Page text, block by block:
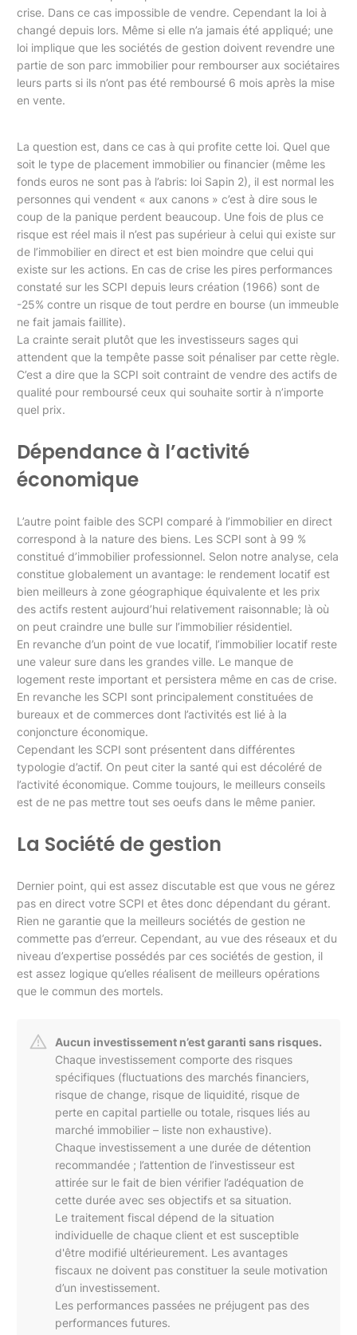
crise. Dans ce cas impossible de vendre. Cependant la loi à
changé depuis lors. Même si elle n’a jamais été appliqué; une
loi implique que les sociétés de gestion doivent revendre une
partie de son parc immobilier pour rembourser aux sociétaires
leurs parts si ils n’ont pas été remboursé 6 mois après la mise
en vente.
La question est, dans ce cas à qui profite cette loi. Quel que
soit le type de placement immobilier ou financier (même les
fonds euros ne sont pas à l’abris: loi Sapin 2), il est normal les
personnes qui vendent « aux canons » c’est à dire sous le
coup de la panique perdent beaucoup. Une fois de plus ce
risque est réel mais il n’est pas supérieur à celui qui existe sur
de l’immobilier en direct et est bien moindre que celui qui
existe sur les actions. En cas de crise les pires performances
constaté sur les SCPI depuis leurs création (1966) sont de
-25% contre un risque de tout perdre en bourse (un immeuble
ne fait jamais faillite).
La crainte serait plutôt que les investisseurs sages qui
attendent que la tempête passe soit pénaliser par cette règle.
C’est a dire que la SCPI soit contraint de vendre des actifs de
qualité pour remboursé ceux qui souhaite sortir à n’importe
quel prix.
Dépendance à l’activité
économique
L’autre point faible des SCPI comparé à l’immobilier en direct
correspond à la nature des biens. Les SCPI sont à 99 %
constitué d’immobilier professionnel. Selon notre analyse, cela
constitue globalement un avantage: le rendement locatif est
bien meilleurs à zone géographique équivalente et les prix
des actifs restent aujourd’hui relativement raisonnable; là où
on peut craindre une bulle sur l’immobilier résidentiel.
En revanche d’un point de vue locatif, l’immobilier locatif reste
une valeur sure dans les grandes ville. Le manque de
logement reste important et persistera même en cas de crise.
En revanche les SCPI sont principalement constituées de
bureaux et de commerces dont l’activités est lié à la
conjoncture économique.
Cependant les SCPI sont présentent dans différentes
typologie d’actif. On peut citer la santé qui est décoléré de
l’activité économique. Comme toujours, le meilleurs conseils
est de ne pas mettre tout ses oeufs dans le même panier.
La Société de gestion
Dernier point, qui est assez discutable est que vous ne gérez
pas en direct votre SCPI et êtes donc dépendant du gérant.
Rien ne garantie que la meilleurs sociétés de gestion ne
commette pas d’erreur. Cependant, au vue des réseaux et du
niveau d’expertise possédés par ces sociétés de gestion, il
est assez logique qu’elles réalisent de meilleurs opérations
que le commun des mortels.
Aucun investissement n’est garanti sans risques.
Chaque investissement comporte des risques
spécifiques (fluctuations des marchés financiers,
risque de change, risque de liquidité, risque de
perte en capital partielle ou totale, risques liés au
marché immobilier – liste non exhaustive).
Chaque investissement a une durée de détention
recommandée ; l’attention de l’investisseur est
attirée sur le fait de bien vérifier l’adéquation de
cette durée avec ses objectifs et sa situation.
Le traitement fiscal dépend de la situation
individuelle de chaque client et est susceptible
d'être modifié ultérieurement. Les avantages
fiscaux ne doivent pas constituer la seule motivation
d’un investissement.
Les performances passées ne préjugent pas des
performances futures.